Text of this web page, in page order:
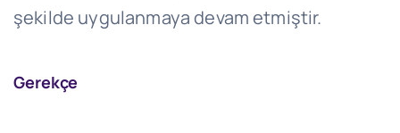
şekilde uygulanmaya devam etmiştir.
Gerekçe